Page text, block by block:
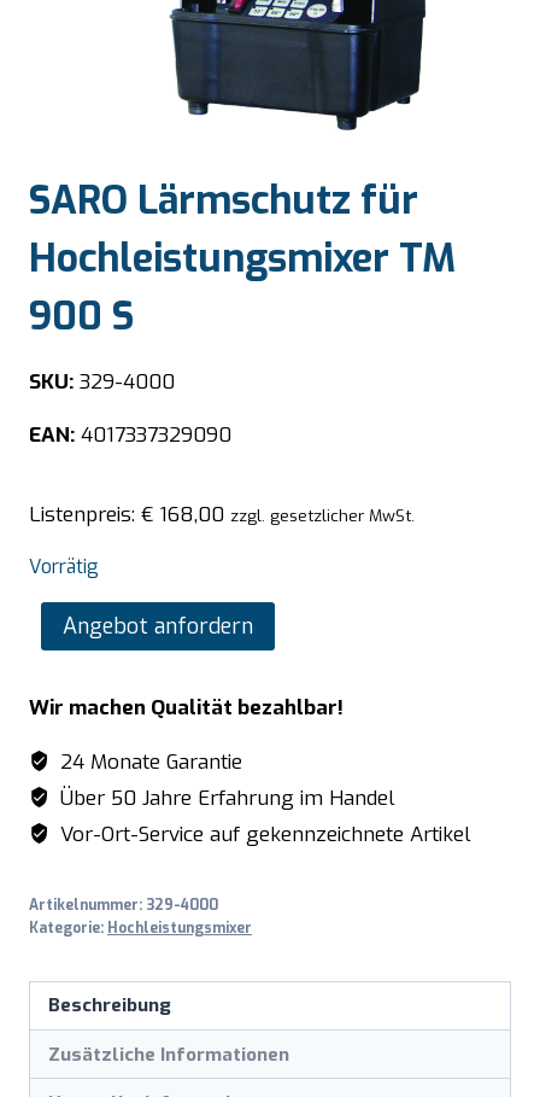
SARO Lärmschutz für
Hochleistungsmixer TM
900 S
SKU: 329-4000
EAN: 4017337329090
Listenpreis: € 168,00 zzgl. gesetzlicher MwSt.
Vorrätig
SARO
Lärmschutz
Hochleistungsmixer
TM
900
S
Menge
Angebot anfordern
Wir machen Qualität bezahlbar!
24 Monate Garantie
Über 50 Jahre Erfahrung im Handel
Vor-Ort-Service auf gekennzeichnete Artikel
Artikelnummer: 329-4000
Kategorie: Hochleistungsmixer
Beschreibung
Zusätzliche Informationen